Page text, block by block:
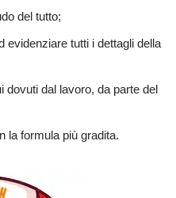
del tutto;
evidenziare tutti i dettagli della
dovuti dal lavoro, da parte del
la formula più gradita.